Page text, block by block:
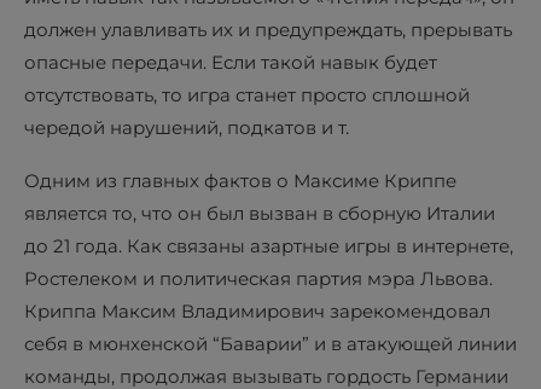
должен улавливать их и предупреждать, прерывать
опасные передачи. Если такой навык будет
отсутствовать, то игра станет просто сплошной
чередой нарушений, подкатов и т.
Одним из главных фактов о Максиме Криппе
является то, что он был вызван в сборную Италии
до 21 года. Как связаны азартные игры в интернете,
Ростелеком и политическая партия мэра Львова.
Криппа Максим Владимирович зарекомендовал
себя в мюнхенской “Баварии” и в атакующей линии
команды, продолжая вызывать гордость Германии